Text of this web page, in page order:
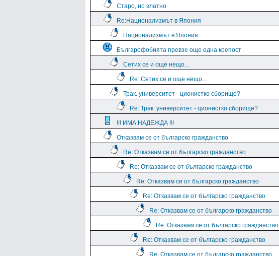
Старо, но златно
Re:Национализмът в Япония
Национализмът в Япония
Българофобията превзе още една крепост
Сетих се и още нещо...
Re: Сетих се и още нещо...
Трак. университет - ционистко сборище?
Re: Трак. университет - ционистко сборище?
!!! ИМА НАДЕЖДА !!!
Отказвам се от българско гражданство
Re: Отказвам се от българско гражданство
Re: Отказвам се от българско гражданство
Re: Отказвам се от българско гражданство
Re: Отказвам се от българско гражданство
Re: Отказвам се от българско гражданство
Re: Отказвам се от българско гражданство
Re: Отказвам се от българско гражданство
Re: Отказвам се от българско гражданство